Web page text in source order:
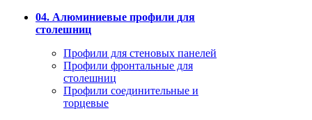
04. Алюминиевые профили для
столешниц
Профили для стеновых панелей
Профили фронтальные для
столешниц
Профили соединительные и
торцевые